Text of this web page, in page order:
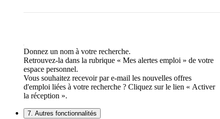
Donnez un nom à votre recherche.
Retrouvez-la dans la rubrique « Mes alertes emploi » de votre
espace personnel.
Vous souhaitez recevoir par e-mail les nouvelles offres
d'emploi liées à votre recherche ? Cliquez sur le lien « Activer
la réception ».
7. Autres fonctionnalités